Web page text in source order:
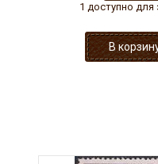
1 доступно для